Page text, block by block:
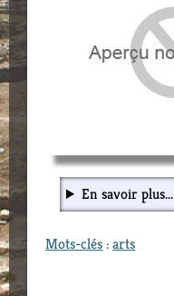
En savoir plus...
Mots-clés:arts